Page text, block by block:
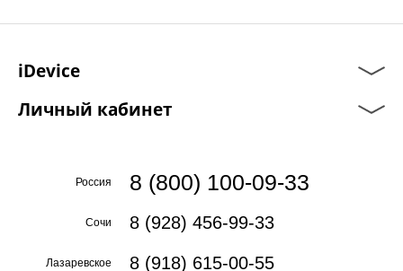
iDevice
Личный кабинет
Россия 8 (800) 100-09-33
Сочи 8 (928) 456-99-33
Лазаревское 8 (918) 615-00-55